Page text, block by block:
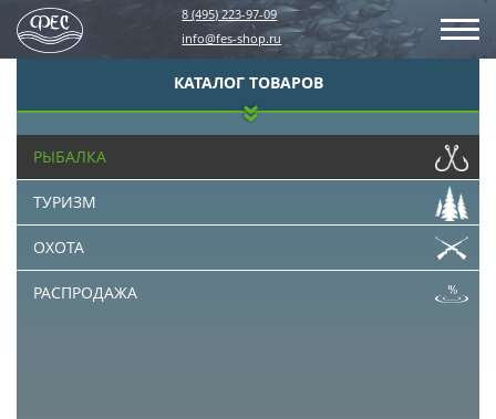
8 (495) 223-97-09
info@fes-shop.ru
КАТАЛОГ ТОВАРОВ
РЫБАЛКА
ТУРИЗМ
ОХОТА
РАСПРОДАЖА